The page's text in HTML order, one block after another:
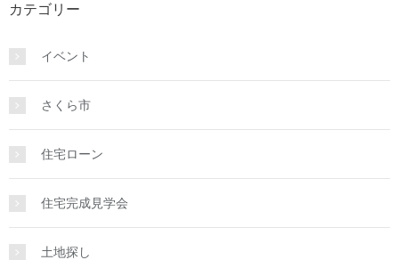
カテゴリー
イベント
さくら市
住宅ローン
住宅完成見学会
土地探し